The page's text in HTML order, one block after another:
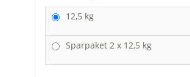
12,5 kg
Sparpaket 2 x 12,5 kg